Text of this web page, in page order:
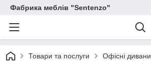
Фабрика меблів "Sentenzo"
Товари та послуги Офісні дивани